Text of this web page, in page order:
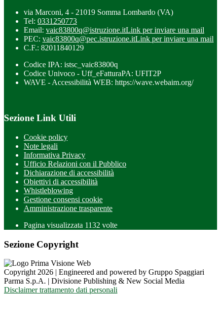
via Marconi, 4 - 21019 Somma Lombardo (VA)
Tel: 0331250773
Email: vaic83800q@istruzione.itLink per inviare una mail
PEC: vaic83800q@pec.istruzione.itLink per inviare una mail
C.F.: 82011840129
Codice IPA: istsc_vaic83800q
Codice Univoco - Uff_eFatturaPA: UFIT2P
WAVE - Accessibilità WEB: https://wave.webaim.org/
Sezione Link Utili
Cookie policy
Note legali
Informativa Privacy
Ufficio Relazioni con il Pubblico
Dichiarazione di accessibilità
Obiettivi di accessibilità
Whistleblowing
Gestione consensi cookie
Amministrazione trasparente
Pagina visualizzata 1132 volte
Sezione Copyright
Copyright 2026 | Engineered and powered by Gruppo Spaggiari
Parma S.p.A. | Divisione Publishing & New Social Media
Disclaimer trattamento dati personali